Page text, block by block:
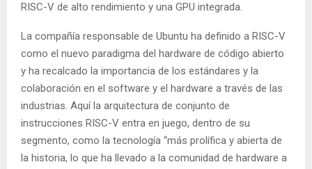
RISC-V de alto rendimiento y una GPU integrada.
La compañía responsable de Ubuntu ha definido a RISC-V
como el nuevo paradigma del hardware de código abierto
y ha recalcado la importancia de los estándares y la
colaboración en el software y el hardware a través de las
industrias. Aquí la arquitectura de conjunto de
instrucciones RISC-V entra en juego, dentro de su
segmento, como la tecnología “más prolífica y abierta de
la historia, lo que ha llevado a la comunidad de hardware a